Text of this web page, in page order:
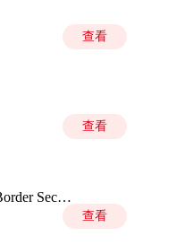
查看
查看
边境战争突击队（Border Security Attack Adventure）
查看